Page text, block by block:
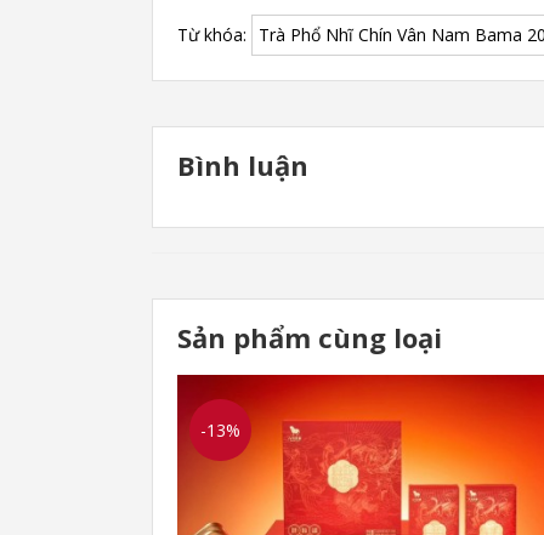
Từ khóa: Trà Phổ Nhĩ Chín Vân Nam Bama
Bình luận
Sản phẩm cùng loại
-13%